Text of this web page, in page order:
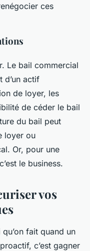
ces
Le bail commercial
d’un actif
de loyer, les
de céder le bail
du bail peut
loyer ou
Or, pour une
le business.
vos
fait quand un
c’est gagner